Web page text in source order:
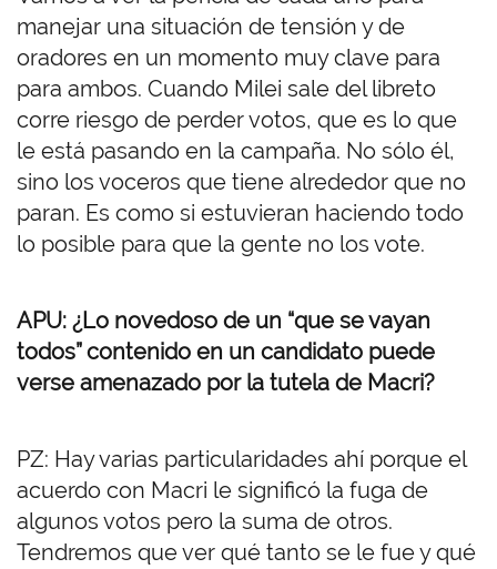
manejar una situación de tensión y de
oradores en un momento muy clave para
para ambos. Cuando Milei sale del libreto
corre riesgo de perder votos, que es lo que
le está pasando en la campaña. No sólo él,
sino los voceros que tiene alrededor que no
paran. Es como si estuvieran haciendo todo
lo posible para que la gente no los vote.
APU: ¿Lo novedoso de un “que se vayan
todos” contenido en un candidato puede
verse amenazado por la tutela de Macri?
PZ: Hay varias particularidades ahí porque el
acuerdo con Macri le significó la fuga de
algunos votos pero la suma de otros.
Tendremos que ver qué tanto se le fue y qué